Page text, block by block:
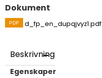
Dokument
d_fp_en_dupqjvyz1.pdf
Beskrivning
Egenskaper